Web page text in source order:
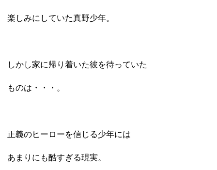
楽しみにしていた真野少年。
しかし家に帰り着いた彼を待っていた
ものは・・・。
正義のヒーローを信じる少年には
あまりにも酷すぎる現実。